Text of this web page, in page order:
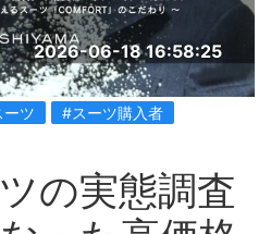
2026-06-18 16:58:25
ツ #スーツ購入者
の実態調査